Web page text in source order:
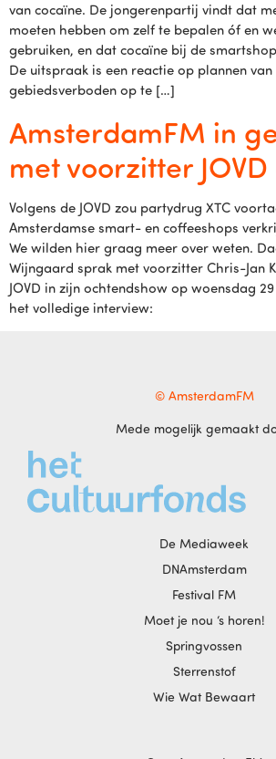
van cocaïne. De jongerenpartij vindt dat
moeten hebben om zelf te bepalen óf en
gebruiken, en dat cocaïne bij de
De uitspraak is een reactie op plannen
gebiedsverboden op te […]
AmsterdamFM in
met voorzitter JOVD
Volgens de JOVD zou partydrug XTC
Amsterdamse smart- en coffeeshops
We wilden hier graag meer over weten.
Wijngaard sprak met voorzitter Chris-Jan
JOVD in zijn ochtendshow op woensdag
het volledige interview:
© AmsterdamFM
Mede mogelijk gemaakt
De Mediaweek
DNAmsterdam
Festival FM
Moet je nou ‘s horen!
Springvossen
Sterrenstof
Wie Wat Bewaart